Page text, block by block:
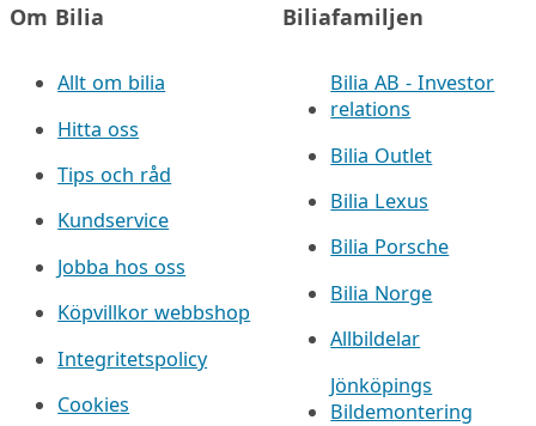
Om Bilia
Allt om bilia
Hitta oss
Tips och råd
Kundservice
Jobba hos oss
Köpvillkor webbshop
Integritetspolicy
Cookies
Biliafamiljen
Bilia AB - Investor
relations
Bilia Outlet
Bilia Lexus
Bilia Porsche
Bilia Norge
Allbildelar
Jönköpings
Bildemontering